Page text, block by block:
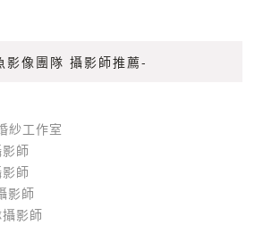
影像團隊 攝影師推薦-
紗工作室
師
師
影師
影師